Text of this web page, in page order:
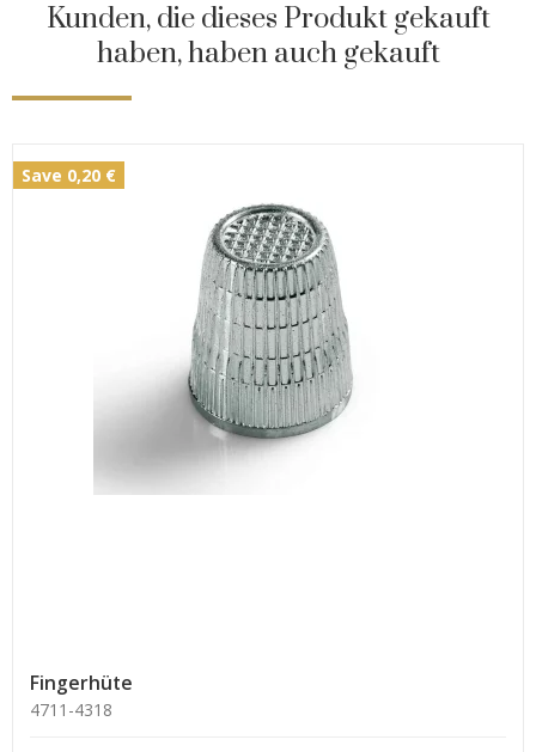
Kunden, die dieses Produkt gekauft
haben, haben auch gekauft
Save 0,20 €
Fingerhüte
4711-4318